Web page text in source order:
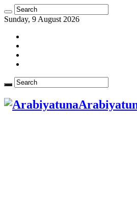
Sunday, 9 August 2026